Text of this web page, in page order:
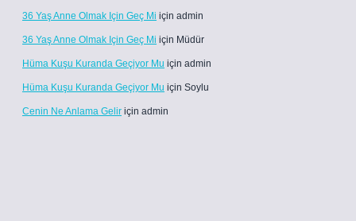
36 Yaş Anne Olmak Için Geç Mi için admin
36 Yaş Anne Olmak Için Geç Mi için Müdür
Hüma Kuşu Kuranda Geçiyor Mu için admin
Hüma Kuşu Kuranda Geçiyor Mu için Soylu
Cenin Ne Anlama Gelir için admin